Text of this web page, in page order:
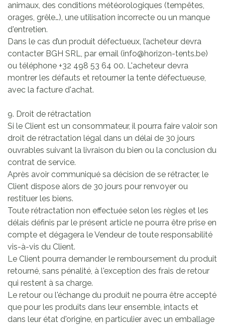
animaux, des conditions météorologiques (tempêtes,
orages, grêle…), une utilisation incorrecte ou un manque
d'entretien.
Dans le cas d’un produit défectueux, l’acheteur devra
contacter BGH SRL, par email (info@horizon-tents.be)
ou téléphone +32 498 53 64 00. L'acheteur devra
montrer les défauts et retourner la tente défectueuse,
avec la facture d'achat.
9. Droit de rétractation
Si le Client est un consommateur, il pourra faire valoir son
droit de rétractation légal dans un délai de 30 jours
ouvrables suivant la livraison du bien ou la conclusion du
contrat de service.
Après avoir communiqué sa décision de se rétracter, le
Client dispose alors de 30 jours pour renvoyer ou
restituer les biens.
Toute rétractation non effectuée selon les règles et les
délais définis par le présent article ne pourra être prise en
compte et dégagera le Vendeur de toute responsabilité
vis-à-vis du Client.
Le Client pourra demander le remboursement du produit
retourné, sans pénalité, à l'exception des frais de retour
qui restent à sa charge.
Le retour ou l'échange du produit ne pourra être accepté
que pour les produits dans leur ensemble, intacts et
dans leur état d'origine, en particulier avec un emballage